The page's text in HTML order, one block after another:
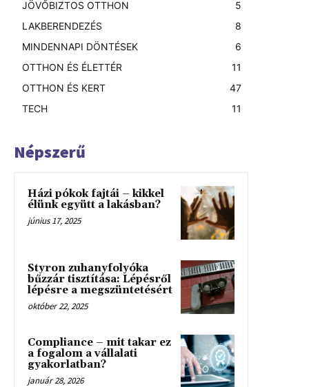
JÖVŐBIZTOS OTTHON
5
LAKBERENDEZÉS
8
MINDENNAPI DÖNTÉSEK
6
OTTHON ÉS ÉLETTÉR
11
OTTHON ÉS KERT
47
TECH
11
Népszerű
Házi pókok fajtái – kikkel
élünk együtt a lakásban?
június 17, 2025
Styron zuhanyfolyóka
bűzzár tisztítása: Lépésről
lépésre a megszüntetésért
október 22, 2025
Compliance – mit takar ez
a fogalom a vállalati
gyakorlatban?
január 28, 2026